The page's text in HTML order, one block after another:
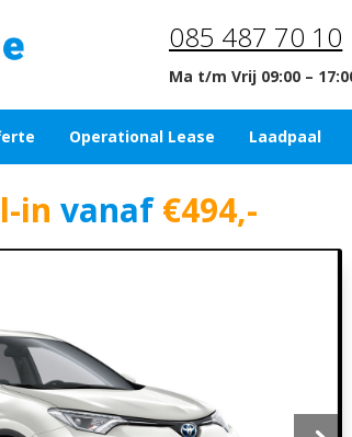
085 487 70 10
Ma t/m Vrij 09:00 –
Operational Lease Laadpaal
invanaf€494,-